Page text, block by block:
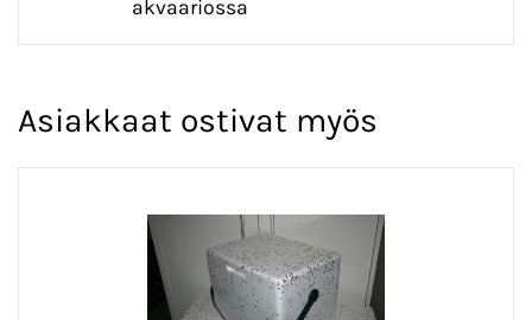
akvaariossa
Asiakkaat ostivat myös